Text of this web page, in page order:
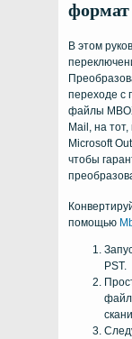
формат
В этом
переходе с
файлы
Mail, на
Microsoft
чтобы
помощью
PST.